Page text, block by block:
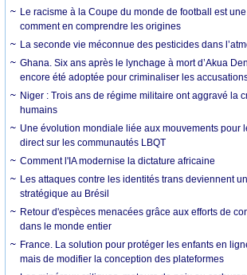
Le racisme à la Coupe du monde de football est
comment en comprendre les origines
La seconde vie méconnue des pesticides dans
Ghana. Six ans après le lynchage à mort d’Akua
encore été adoptée pour criminaliser les
Niger : Trois ans de régime militaire ont aggravé la
humains
Une évolution mondiale liée aux mouvements pour
direct sur les communautés LBQT
Comment l'IA modernise la dictature africaine
Les attaques contre les identités trans deviennent
stratégique au Brésil
Retour d'espèces menacées grâce aux efforts de
dans le monde entier
France. La solution pour protéger les enfants en
mais de modifier la conception des plateformes